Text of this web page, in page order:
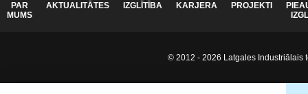
PAR
MUMS
AKTUALITĀTES IZGLĪTĪBA KARJERA PROJEKTI
© 2012 - 2026 Latgales Industriālais